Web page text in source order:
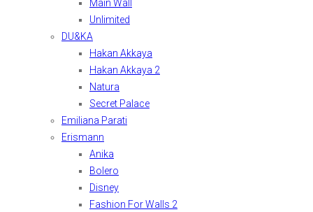
Main Wall
Unlimited
DU&KA
Hakan Akkaya
Hakan Akkaya 2
Natura
Secret Palace
Emiliana Parati
Erismann
Anika
Bolero
Disney
Fashion For Walls 2